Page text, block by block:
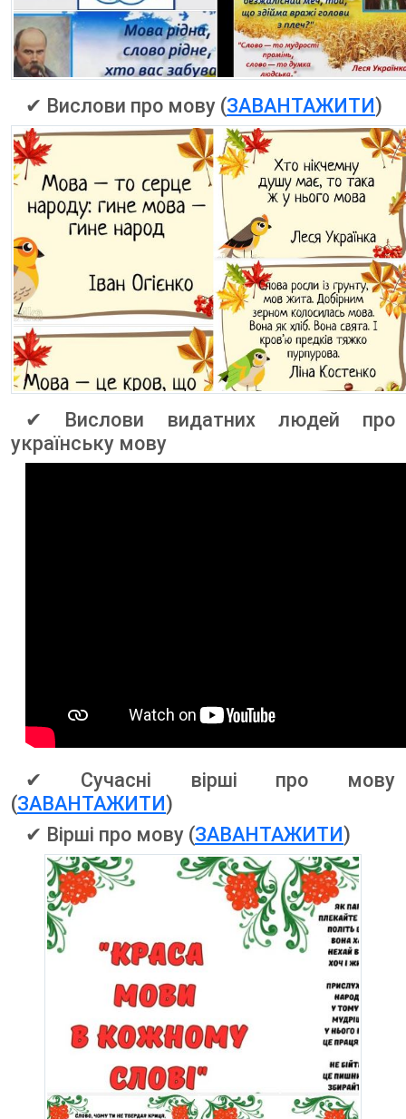
✔ Вислови про мову (ЗАВАНТАЖИТИ)
✔ Вислови видатних людей про
українську мову
✔ Сучасні вірші про мову
(ЗАВАНТАЖИТИ)
✔ Вірші про мову (ЗАВАНТАЖИТИ)